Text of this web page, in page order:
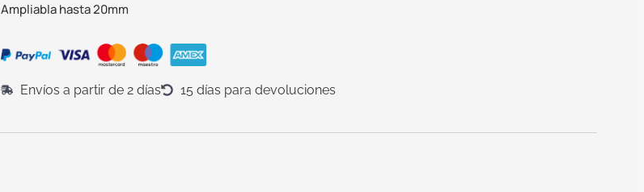
Ampliabla hasta 20mm
Envíos a partir de 2 días
15 días para devoluciones